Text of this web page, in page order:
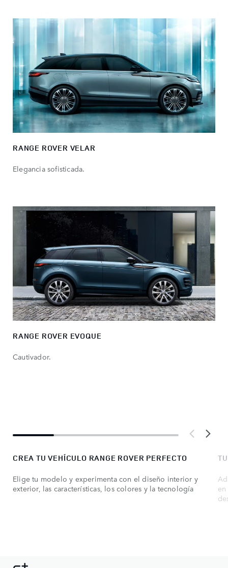
RANGE ROVER VELAR​
Elegancia sofisticada.
RANGE ROVER EVOQUE
Cautivador.
CREA TU VEHÍCULO RANGE ROVER PERFECTO
Elige tu modelo y experimenta con el diseño interior y
exterior, las características, los colores y la tecnología